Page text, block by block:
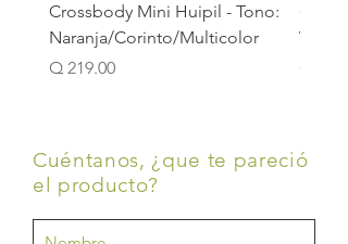
Crossbody Mini Huipil - Tono:
Naranja/Corinto/Multicolor
Precio
Q 219.00
Precio
Q
Cuéntanos, ¿que te pareció
el producto?